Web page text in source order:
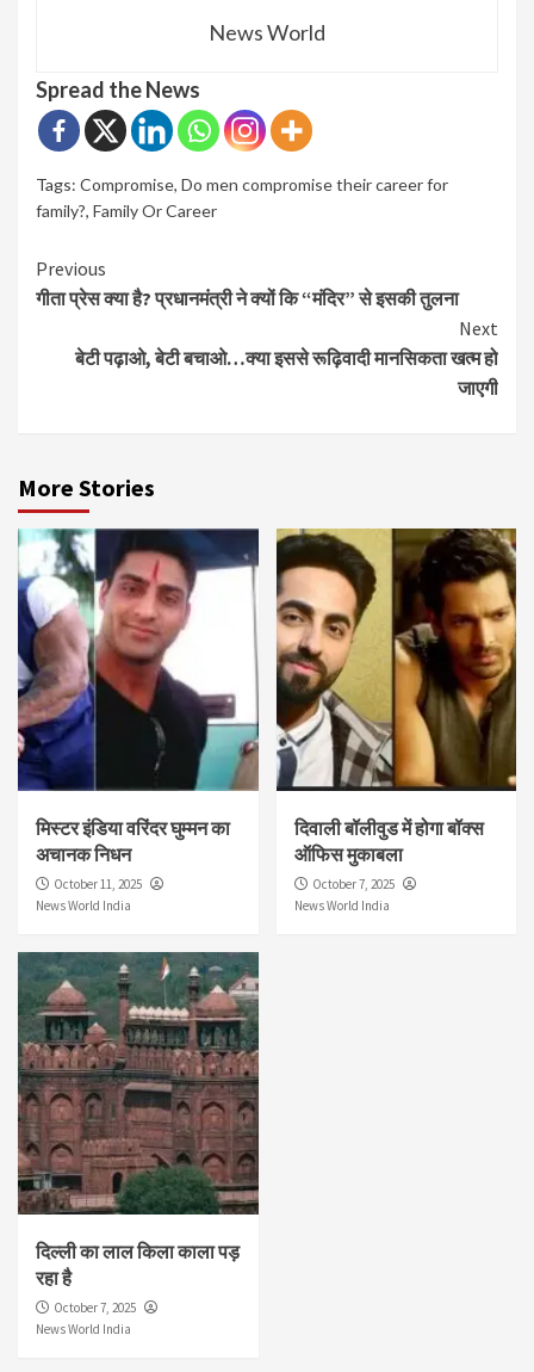
News World
Spread the News
Tags: Compromise, Do men compromise their career for
family?, Family Or Career
Continue
Reading
Previous
गीता प्रेस क्या है? प्रधानमंत्री ने क्यों कि “मंदिर” से इसकी तुलना
Next
बेटी पढ़ाओ, बेटी बचाओ…क्या इससे रूढ़िवादी मानसिकता खत्म हो
जाएगी
More Stories
मिस्टर इंडिया वरिंदर घुम्मन का
अचानक निधन
October 11, 2025
News World India
दिवाली बॉलीवुड में होगा बॉक्स
ऑफिस मुकाबला
October 7, 2025
News World India
दिल्ली का लाल किला काला पड़
रहा है
October 7, 2025
News World India